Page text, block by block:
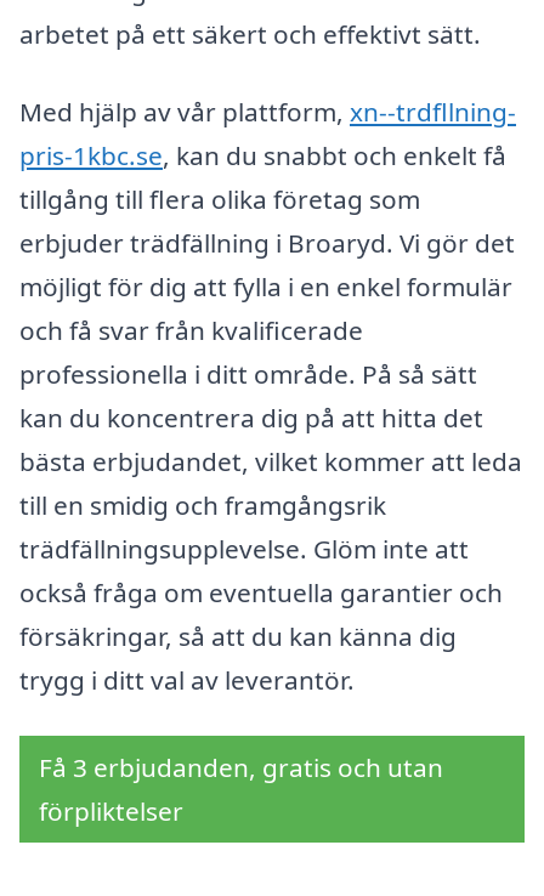
arbetet på ett säkert och effektivt sätt.
Med hjälp av vår plattform, xn--trdfllning-
pris-1kbc.se, kan du snabbt och enkelt få
tillgång till flera olika företag som
erbjuder trädfällning i Broaryd. Vi gör det
möjligt för dig att fylla i en enkel formulär
och få svar från kvalificerade
professionella i ditt område. På så sätt
kan du koncentrera dig på att hitta det
bästa erbjudandet, vilket kommer att leda
till en smidig och framgångsrik
trädfällningsupplevelse. Glöm inte att
också fråga om eventuella garantier och
försäkringar, så att du kan känna dig
trygg i ditt val av leverantör.
Få 3 erbjudanden, gratis och utan
förpliktelser